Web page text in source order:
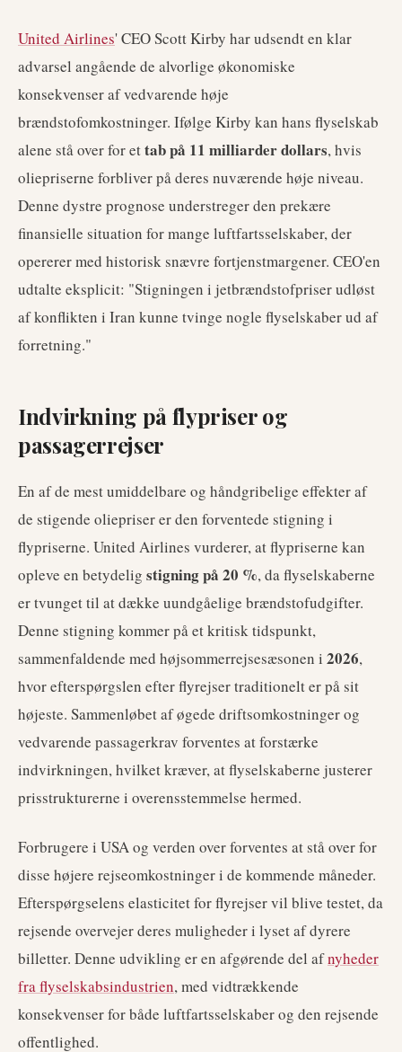
United Airlines' CEO Scott Kirby har udsendt en klar
advarsel angående de alvorlige økonomiske
konsekvenser af vedvarende høje
brændstofomkostninger. Ifølge Kirby kan hans flyselskab
alene stå over for ettab på 11 milliarder dollars, hvis
oliepriserne forbliver på deres nuværende høje niveau.
Denne dystre prognose understreger den prekære
finansielle situation for mange luftfartsselskaber, der
opererer med historisk snævre fortjenstmargener. CEO'en
udtalte eksplicit: "Stigningen i jetbrændstofpriser udløst
af konflikten i Iran kunne tvinge nogle flyselskaber ud af
forretning."
Indvirkning på flypriser og
passagerrejser
En af de mest umiddelbare og håndgribelige effekter af
de stigende oliepriser er den forventede stigning i
flypriserne. United Airlines vurderer, at flypriserne kan
opleve en betydelig stigning på 20 %, da flyselskaberne
er tvunget til at dække uundgåelige brændstofudgifter.
Denne stigning kommer på et kritisk tidspunkt,
sammenfaldende med højsommerrejsesæsonen i 2026,
hvor efterspørgslen efter flyrejser traditionelt er på sit
højeste. Sammenløbet af øgede driftsomkostninger og
vedvarende passagerkrav forventes at forstærke
indvirkningen, hvilket kræver, at flyselskaberne justerer
prisstrukturerne i overensstemmelse hermed.
Forbrugere i USA og verden over forventes at stå over for
disse højere rejseomkostninger i de kommende måneder.
Efterspørgselens elasticitet for flyrejser vil blive testet, da
rejsende overvejer deres muligheder i lyset af dyrere
billetter. Denne udvikling er en afgørende del afnyheder
fra flyselskabsindustrien, med vidtrækkende
konsekvenser for både luftfartsselskaber og den rejsende
offentlighed.